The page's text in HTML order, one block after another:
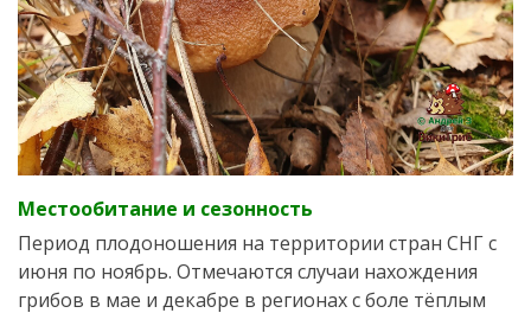
Местообитание и сезонность
Период плодоношения на территории стран СНГ с
июня по ноябрь. Отмечаются случаи нахождения
грибов в мае и декабре в регионах с боле тёплым